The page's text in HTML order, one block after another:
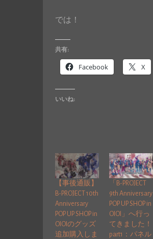
では！
共有:
Facebook X
いいね:
【事後通販】
B-PROJECT 10th
Anniversary
POP UP SHOP in
OIOIのグッズ
追加購入しま
「B-PROJECT
9th Anniversary
POP UP SHOP in
OIOI」へ行っ
てきました！
part1：パネル